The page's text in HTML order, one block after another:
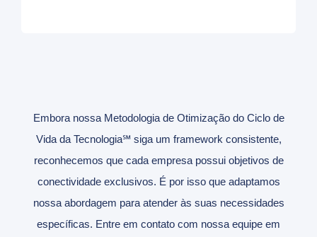
Embora nossa Metodologia de Otimização do Ciclo de
Vida da Tecnologia℠ siga um framework consistente,
reconhecemos que cada empresa possui objetivos de
conectividade exclusivos. É por isso que adaptamos
nossa abordagem para atender às suas necessidades
específicas. Entre em contato com nossa equipe em